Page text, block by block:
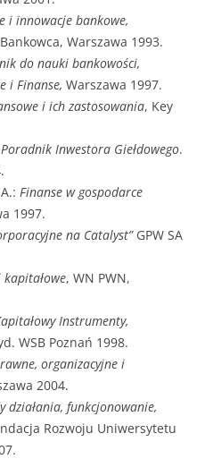
i innowacje bankowe,
Warszawa 1993.
do nauki bankowości,
i Finanse, Warszawa 1997.
i ich zastosowania, Key
Poradnik Inwestora Giełdowego.
Finanse w gospodarce
1997.
na Catalyst”GPW SA
, WN PWN,
Instrumenty,
WSB Poznań 1998.
organizacyjne i
2004.
działania, funkcjonowanie,
Rozwoju Uniwersytetu